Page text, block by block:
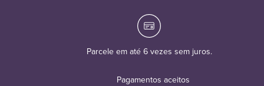
Parcele em até 6 vezes sem juros.
Pagamentos aceitos